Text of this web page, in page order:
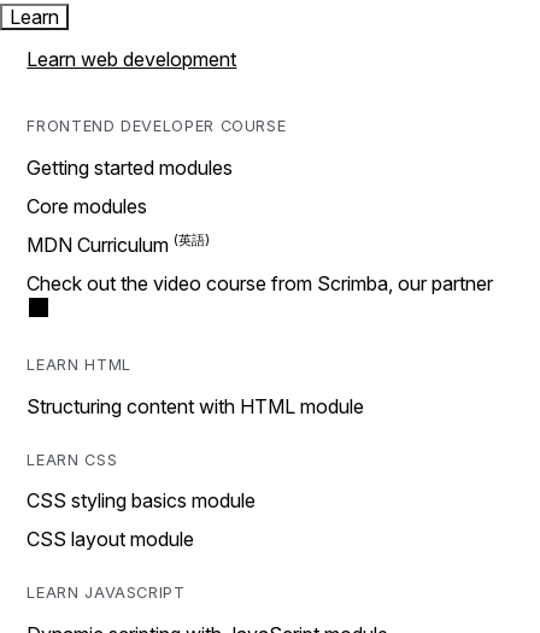
Learn
Learn web development
FRONTEND DEVELOPER COURSE
Getting started modules
Core modules
MDN Curriculum
Check out the video course from Scrimba, our partner
LEARN HTML
Structuring content with HTML module
LEARN CSS
CSS styling basics module
CSS layout module
LEARN JAVASCRIPT